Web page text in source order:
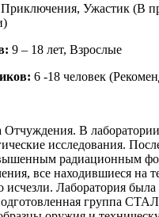
Ужастик (В
9 – 18 лет, Взрослые
6 -18 человек
Отчуждения. В
исследования.
радиационным
все находившиеся на
исчезли. Лаборатория
группа